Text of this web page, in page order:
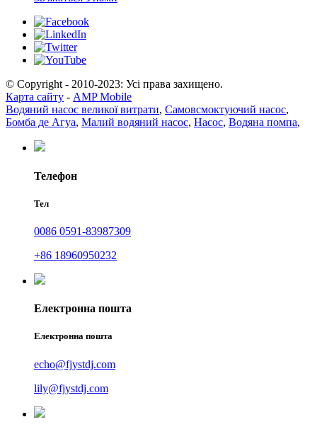
© Copyright - 2010-2023: Усі права захищено.
Карта сайту - AMP Mobile
Водяний насос великої витрати, Самовсмоктуючий насос,
Бомба де Агуа, Малий водяний насос, Насос, Водяна помпа,
Телефон
Тел
0086 0591-83987309
+86 18960950232
Електронна пошта
Електронна пошта
echo@fjystdj.com
lily@fjystdj.com